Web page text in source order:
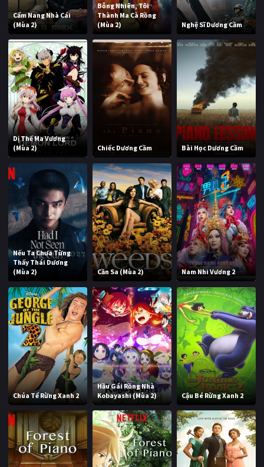
Cẩm Nang Nhà Cái
(Mùa 2)
Bỗng Nhiên, Tôi
Thành Ma Cà Rồng
(Mùa 2)
Nghệ Sĩ Dương Cầm
Dị Thế Ma Vương
(Mùa 2)
Chiếc Dương Cầm Bài Học Dương Cầm
Nếu Ta Chưa Từng
Thấy Thái Dương
(Mùa 2)
Cần Sa (Mùa 2) Nam Nhi Vương 2
Chúa Tể Rừng Xanh 2
Hầu Gái Rồng Nhà
Kobayashi (Mùa 2)
Cậu Bé Rừng Xanh 2